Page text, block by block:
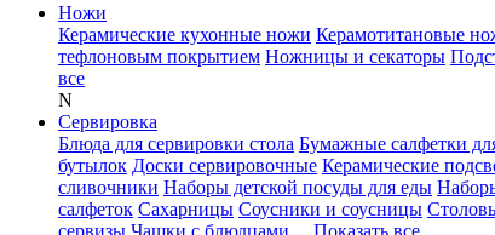
Ножи
Керамические кухонные ножи Керамотитановые
тефлоновым покрытием Ножницы и секаторы
все
N
Сервировка
Блюда для сервировки стола Бумажные салфетки
бутылок Доски сервировочные Керамические
сливочники Наборы детской посуды для еды
салфеток Сахарницы Соусники и соусницы
сервизы Чашки с блюдцами ... Показать все